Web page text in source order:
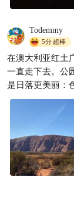
Todemmy
5分超棒
在澳大利亚红土
一直走下去。公
是日落更美丽：